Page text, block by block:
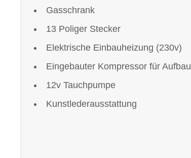
Gasschrank
13 Poliger Stecker
Elektrische Einbauheizung (230v)
Eingebauter Kompressor für Aufbau
12v Tauchpumpe
Kunstlederausstattung